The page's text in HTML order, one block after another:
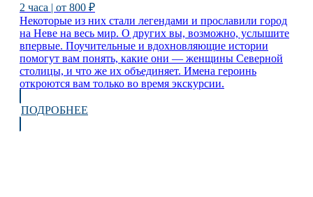
2 часа | от 800 ₽
Некоторые из них стали легендами и прославили город
на Неве на весь мир. О других вы, возможно, услышите
впервые. Поучительные и вдохновляющие истории
помогут вам понять, какие они — женщины Северной
столицы, и что же их объединяет. Имена героинь
откроются вам только во время экскурсии.
ПОДРОБНЕЕ